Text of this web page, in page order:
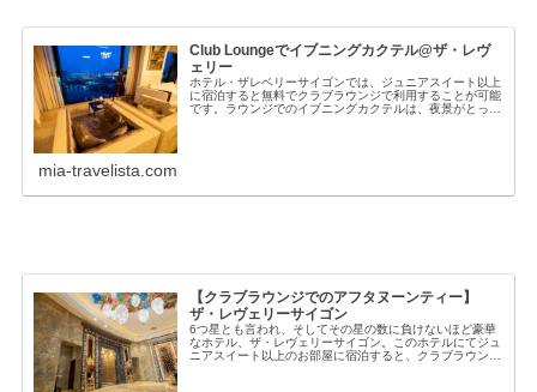
Club Loungeでイブニングカクテル@ザ・レヴ
ェリー
ホテル・ザレベリーサイゴンでは、ジュニアスイート以上
に宿泊すると無料でクラブラウンジで利用することが可能
です。ラウンジでのイブニングカクテルは、夜景がとって
mia-travelista.com
【クラブラウンジでのアフタヌーンティー】
ザ・レヴェリーサイゴン
6つ星とも言われ、そしてその星の数に負けないほど豪華
なホテル、ザ・レヴェリーサイゴン。このホテルにてジュ
ニアスイート以上のお部屋に宿泊すると、クラブラウンジ